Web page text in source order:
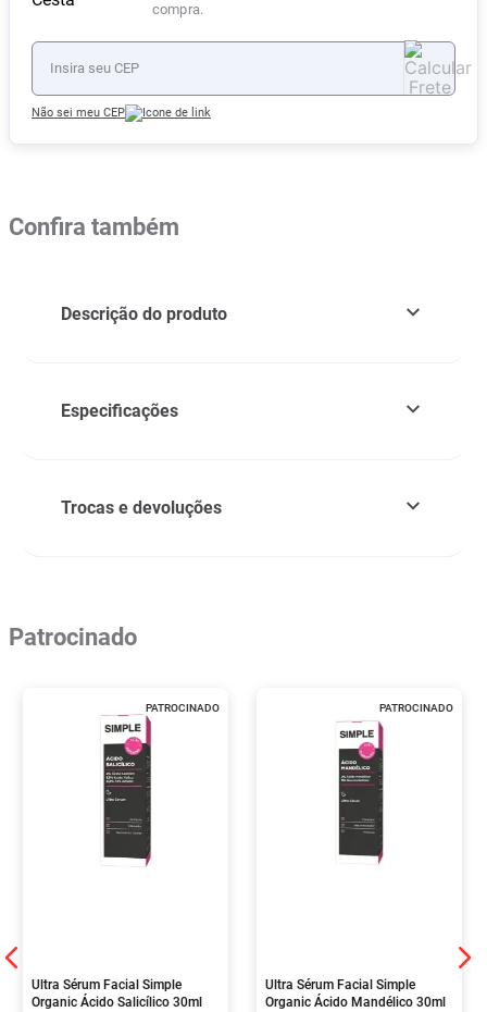
compra.
Não sei meu CEP
Confira também
Descrição do produto
Especificações
Trocas e devoluções
Patrocinado
PATROCINADO
Ultra Sérum Facial Simple
Organic Ácido Salicílico 30ml
PATROCINADO
Ultra Sérum Facial Simple
Organic Ácido Mandélico 30ml